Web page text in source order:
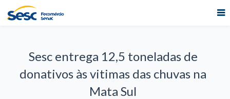
Sesc entrega 12,5 toneladas de
donativos às vitimas das chuvas na
Mata Sul